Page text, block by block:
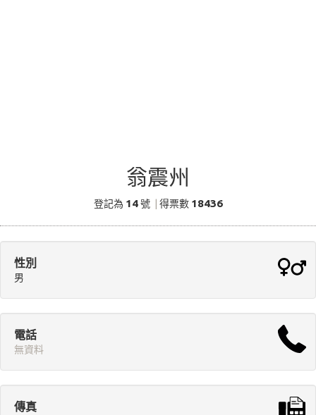
翁震州
登記為 14號 得票數 18436
性別
男
電話
無資料
傳真